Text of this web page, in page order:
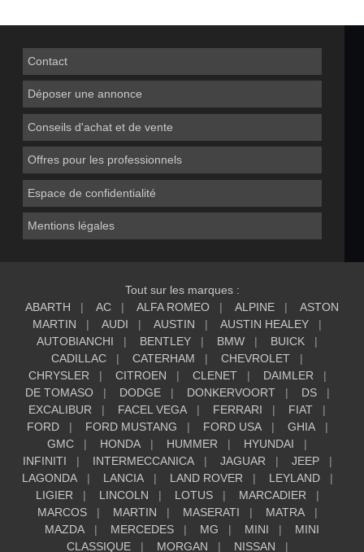
Contact
Déposer une annonce
Conseils d'achat et de vente
Offres pour les professionnels
Espace de confidentialité
Mentions légales
Tout sur les marques :
ABARTH
AC ALFA ROMEO ALPINE
ASTON
MARTIN
AUDI AUSTIN
AUSTIN HEALEY
AUTOBIANCHI
BENTLEY BMW
BUICK
CADILLAC
CATERHAM
CHEVROLET
CHRYSLER
CITROEN CLENET
DAIMLER
DE TOMASO
DODGE DONKERVOORT
DS
EXCALIBUR
FACEL VEGA FERRARI
FIAT
FORD
FORD MUSTANG FORD USA
GHIA
GMC
HONDA HUMMER
HYUNDAI
INFINITI
INTERMECCANICA JAGUAR
JEEP
LAGONDA
LANCIA LAND ROVER
LEYLAND
LIGIER
LINCOLN LOTUS
MARCADIER
MARCOS
MARTIN MASERATI
MATRA
MAZDA
MERCEDES MG MINI
MINI
CLASSIQUE
MORGAN NISSAN